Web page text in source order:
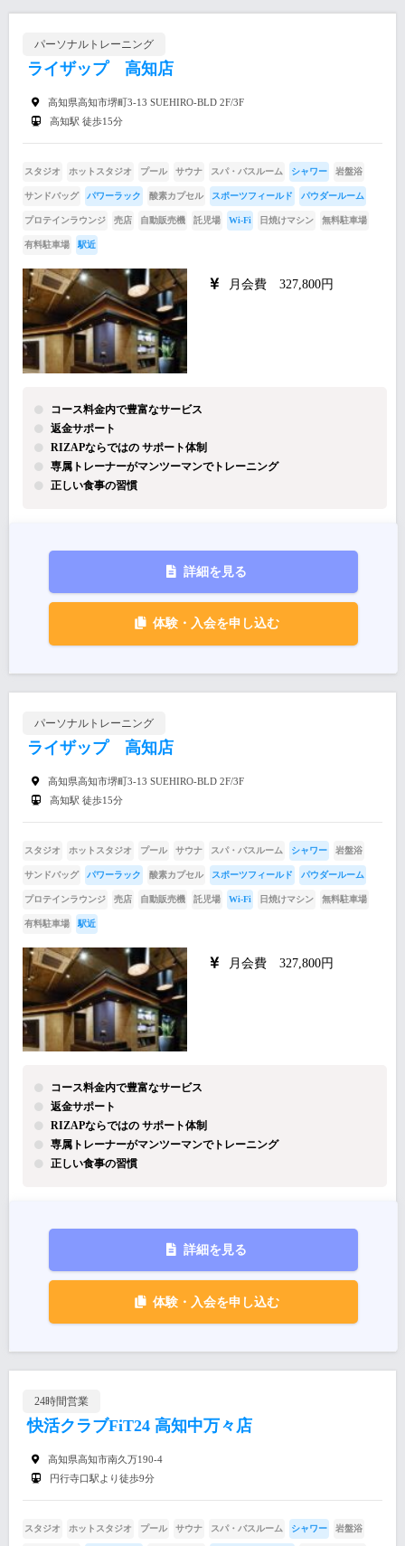
パーソナルトレーニング
ライザップ 高知店
高知県高知市堺町3-13 SUEHIRO-BLD 2F/3F
高知駅 徒歩15分
スタジオ ホットスタジオ プール サウナ スパ・バスルーム シャワー 岩盤浴
サンドバッグ パワーラック 酸素カプセル スポーツフィールド パウダールーム
プロテインラウンジ 売店 自動販売機 託児場 Wi-Fi 日焼けマシン 無料駐車場
有料駐車場 駅近
月会費 327,800円
コース料金内で豊富なサービス
返金サポート
RIZAPならではの サポート体制
専属トレーナーがマンツーマンでトレーニング
正しい食事の習慣
詳細を見る
体験・入会を申し込む
パーソナルトレーニング
ライザップ 高知店
高知県高知市堺町3-13 SUEHIRO-BLD 2F/3F
高知駅 徒歩15分
スタジオ ホットスタジオ プール サウナ スパ・バスルーム シャワー 岩盤浴
サンドバッグ パワーラック 酸素カプセル スポーツフィールド パウダールーム
プロテインラウンジ 売店 自動販売機 託児場 Wi-Fi 日焼けマシン 無料駐車場
有料駐車場 駅近
月会費 327,800円
コース料金内で豊富なサービス
返金サポート
RIZAPならではの サポート体制
専属トレーナーがマンツーマンでトレーニング
正しい食事の習慣
詳細を見る
体験・入会を申し込む
24時間営業
快活クラブFiT24 高知中万々店
高知県高知市南久万190-4
円行寺口駅より徒歩9分
スタジオ ホットスタジオ プール サウナ スパ・バスルーム シャワー 岩盤浴